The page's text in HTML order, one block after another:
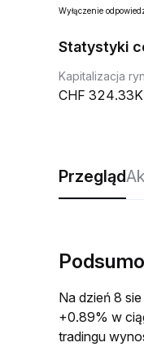
Wyłączenie
Statystyki
Kapitalizacja
324.33K
Przegląd
Na dzień 8
+0.89% w
tradingu